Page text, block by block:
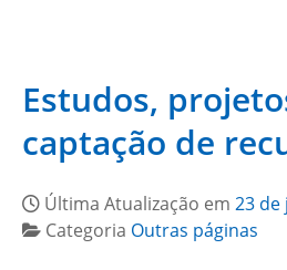
Estudos,
captação de
Última Atualização em 23 de
Categoria Outras páginas